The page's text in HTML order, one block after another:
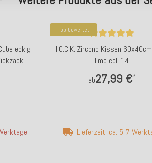
eckig
Top bewertet
H.O.C.K. Zircono Kissen
lime col. 14
ab27,99 €*
Lieferzeit: ca. 5-7